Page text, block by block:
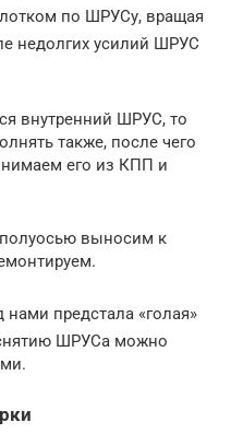
по ШРУСу, вращая
недолгих усилий ШРУС
внутренний ШРУС, то
также, после чего
его из КПП и
выносим к
нами предстала «голая»
ШРУСа можно